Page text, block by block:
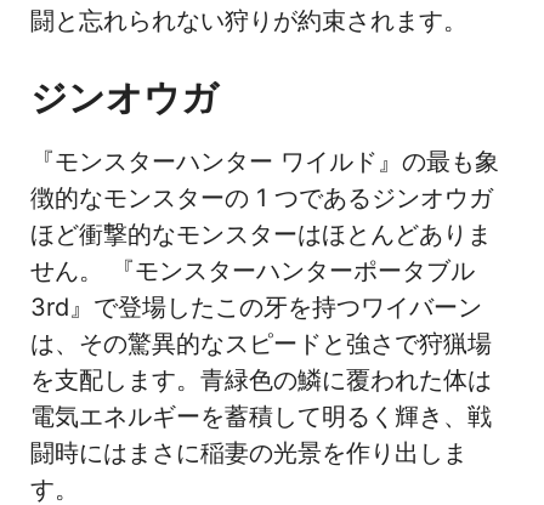
闘と忘れられない狩りが約束されます。
ジンオウガ
『モンスターハンター ワイルド』の最も象
徴的なモンスターの 1 つであるジンオウガ
ほど衝撃的なモンスターはほとんどありま
せん。 『モンスターハンターポータブル
3rd』で登場したこの牙を持つワイバーン
は、その驚異的なスピードと強さで狩猟場
を支配します。青緑色の鱗に覆われた体は
電気エネルギーを蓄積して明るく輝き、戦
闘時にはまさに稲妻の光景を作り出しま
す。